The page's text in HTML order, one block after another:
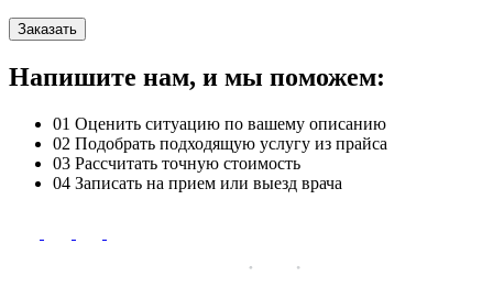
Заказать
Напишите нам, и мы поможем:
01 Оценить ситуацию по вашему описанию
02 Подобрать подходящую услугу из прайса
03 Рассчитать точную стоимость
04 Записать на прием или выезд врача